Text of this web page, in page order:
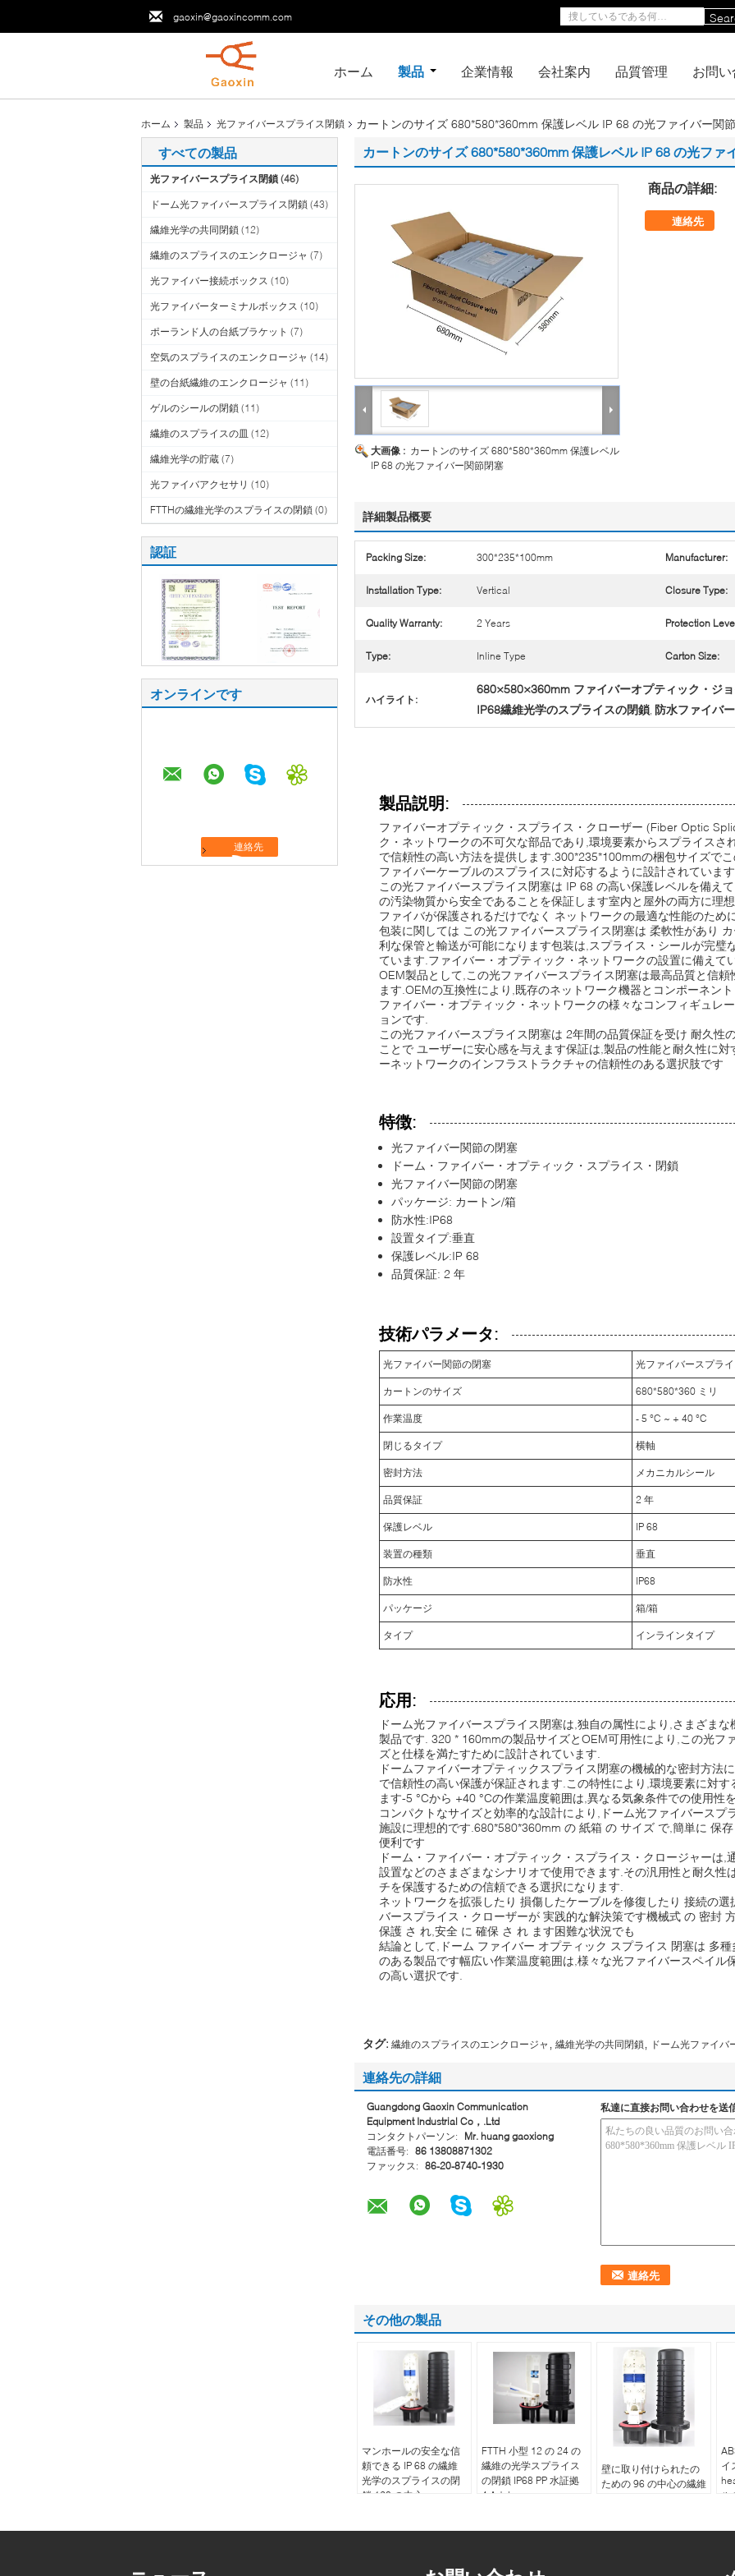
gaoxin@gaoxincomm.com
ホーム 製品 企業情報 会社案内 品質管理 お問
ホーム 製品 光ファイバースプライス閉鎖 カートンのサイズ 680*580*360mm 保護レベル IP 68 の光ファイバー関
すべての製品
光ファイバースプライス閉鎖 (46)
ドーム光ファイバースプライス閉鎖 (43)
繊維光学の共同閉鎖 (12)
繊維のスプライスのエンクロージャ (7)
光ファイバー接続ボックス (10)
光ファイバーターミナルボックス (10)
ポーランド人の台紙ブラケット (7)
空気のスプライスのエンクロージャ (14)
壁の台紙繊維のエンクロージャ (11)
ゲルのシールの閉鎖 (11)
繊維のスプライスの皿 (12)
繊維光学の貯蔵 (7)
光ファイバアクセサリ (10)
FTTHの繊維光学のスプライスの閉鎖 (0)
認証
オンラインです
カートンのサイズ 680*580*360mm 保護レベル IP 68 の光ファ
大画像 : カートンのサイズ 680*580*360mm 保護レベル
IP 68 の光ファイバー関節閉塞
商品の詳細:
連絡先
詳細製品概要
Packing Size: 300*235*100mm Manufacturer:
Installation Type: Vertical Closure Type:
Quality Warranty: 2 Years Protection
Type: Inline Type Carton Size:
ハイライト:
680×580×360mm ファイバーオプティック・ジ
IP68繊維光学のスプライスの閉鎖, 防水ファイバ
製品説明:
ファイバーオプティック・スプライス・クローザー (Fiber Optic
ク・ネットワークの不可欠な部品であり,環境要素からスプライスさ
で信頼性の高い方法を提供します.300*235*100mmの梱包サイズで
ファイバーケーブルのスプライスに対応するように設計されていま
この光ファイバースプライス閉塞は IP 68 の高い保護レベルを備え
の汚染物質から安全であることを保証します室内と屋外の両方に理
ファイバが保護されるだけでなく ネットワークの最適な性能のため
包装に関しては この光ファイバースプライス閉塞は 柔軟性があり
利な保管と輸送が可能になります包装は,スプライス・シールが完璧
ています.ファイバー・オプティック・ネットワークの設置に備えて
OEM製品として,この光ファイバースプライス閉塞は最高品質と信
ます.OEMの互換性により,既存のネットワーク機器とコンポーネン
ファイバー・オプティック・ネットワークの様々なコンフィギュレ
ョンです.
この光ファイバースプライス閉塞は 2年間の品質保証を受け 耐久性
ことで ユーザーに安心感を与えます保証は,製品の性能と耐久性に
ーネットワークのインフラストラクチャの信頼性のある選択肢です
特徴:
光ファイバー関節の閉塞
ドーム・ファイバー・オプティック・スプライス・閉鎖
光ファイバー関節の閉塞
パッケージ: カートン/箱
防水性:IP68
設置タイプ:垂直
保護レベル:IP 68
品質保証: 2 年
技術パラメータ:
光ファイバー関節の閉塞 光ファイバースプラ
カートンのサイズ 680*580*360 ミリ
作業温度 - 5 °C ~ + 40 °C
閉じるタイプ 横軸
密封方法 メカニカルシール
品質保証 2 年
保護レベル IP 68
装置の種類 垂直
防水性 IP68
パッケージ 箱/箱
タイプ インラインタイプ
応用:
ドーム光ファイバースプライス閉塞は,独自の属性により,さまざま
製品です. 320 * 160mmの製品サイズとOEM可用性により,この光フ
ズと仕様を満たすために設計されています.
ドームファイバーオプティックスプライス閉塞の機械的な密封方法
で信頼性の高い保護が保証されます.この特性により,環境要素に対
ます-5 °Cから +40 °Cの作業温度範囲は,異なる気象条件での使用性
コンパクトなサイズと効率的な設計により,ドーム光ファイバースプ
施設に理想的です.680*580*360mm の 紙箱 の サイズ で,簡単に 保
便利です
ドーム・ファイバー・オプティック・スプライス・クロージャーは
設置などのさまざまなシナリオで使用できます.その汎用性と耐久性
チを保護するための信頼できる選択になります.
ネットワークを拡張したり 損傷したケーブルを修復したり 接続の
バースプライス・クローザーが 実践的な解決策です機械式 の 密封
保護 さ れ,安全 に 確保 さ れ ます困難な状況でも
結論として,ドーム ファイバー オプティック スプライス 閉塞は 多
のある製品です幅広い作業温度範囲は,様々な光ファイバースペイル
の高い選択です.
タグ: 繊維のスプライスのエンクロージャ 繊維光学の共同閉鎖 ドーム光ファイバ
連絡先の詳細
Guangdong Gaoxin Communication
Equipment Industrial Co，.Ltd
コンタクトパーソン:
Mr. huang gaoxiong
電話番号: 86 13808871302
ファックス: 86-20-8740-1930
私達に直接お問い合わせを送
その他の製品
マンホールの安全な信
頼できる IP 68 の繊維
光学のスプライスの閉
鎖 120 の中心
FTTH 小型 12 の 24 の
繊維の光学スプライス
の閉鎖 IP68 PP 水証拠
4 Adpter
壁に取り付けられたの
ための 96 の中心の繊維
イ
ル